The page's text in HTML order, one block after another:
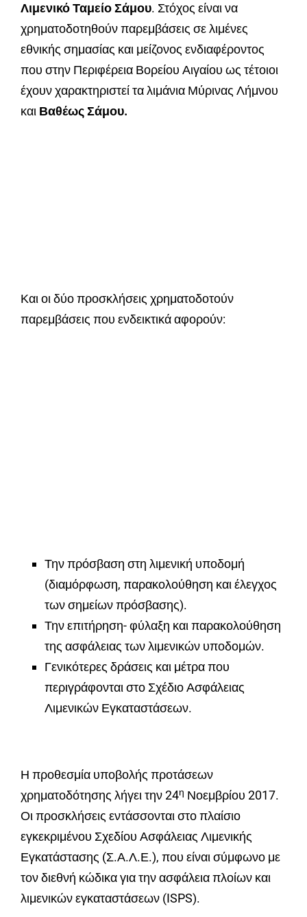
Λιμενικό Ταμείο Σάμου. Στόχος είναι να
χρηματοδοτηθούν παρεμβάσεις σε λιμένες
εθνικής σημασίας και μείζονος ενδιαφέροντος
που στην Περιφέρεια Βορείου Αιγαίου ως τέτοιοι
έχουν χαρακτηριστεί τα λιμάνια Μύρινας Λήμνου
και Βαθέως Σάμου.
Και οι δύο προσκλήσεις χρηματοδοτούν
παρεμβάσεις που ενδεικτικά αφορούν:
Την πρόσβαση στη λιμενική υποδομή
(διαμόρφωση, παρακολούθηση και έλεγχος
των σημείων πρόσβασης).
Την επιτήρηση- φύλαξη και παρακολούθηση
της ασφάλειας των λιμενικών υποδομών.
Γενικότερες δράσεις και μέτρα που
περιγράφονται στο Σχέδιο Ασφάλειας
Λιμενικών Εγκαταστάσεων.
Η προθεσμία υποβολής προτάσεων
χρηματοδότησης λήγει την 24η Νοεμβρίου 2017.
Οι προσκλήσεις εντάσσονται στο πλαίσιο
εγκεκριμένου Σχεδίου Ασφάλειας Λιμενικής
Εγκατάστασης (Σ.Α.Λ.Ε.), που είναι σύμφωνο με
τον διεθνή κώδικα για την ασφάλεια πλοίων και
λιμενικών εγκαταστάσεων (ISPS).